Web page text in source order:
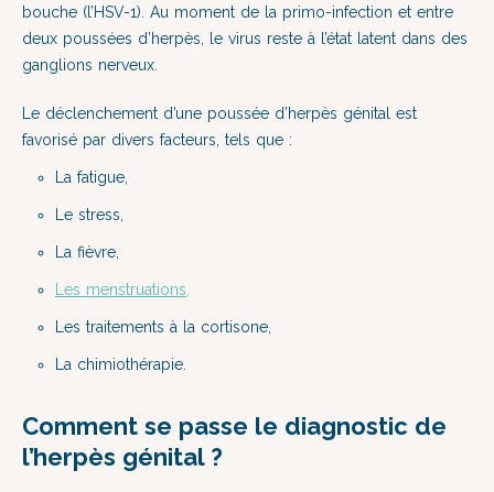
bouche (l’HSV-1). Au moment de la primo-infection et entre
deux poussées d’herpès, le virus reste à l’état latent dans des
ganglions nerveux.
Le déclenchement d’une poussée d’herpès génital est
favorisé par divers facteurs, tels que :
La fatigue,
Le stress,
La fièvre,
Les menstruations,
Les traitements à la cortisone,
La chimiothérapie.
Comment se passe le diagnostic de
l’herpès génital ?